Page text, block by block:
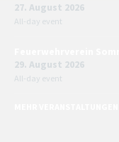
27. August 2026
All-day event
29. August 2026
All-day event